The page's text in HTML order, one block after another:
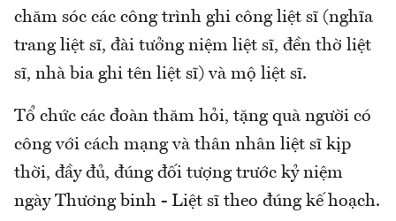
chăm sóc các công trình ghi công liệt sĩ (nghĩa
trang liệt sĩ, đài tưởng niệm liệt sĩ, đền thờ liệt
sĩ, nhà bia ghi tên liệt sĩ) và mộ liệt sĩ.
Tổ chức các đoàn thăm hỏi, tặng quà người có
công với cách mạng và thân nhân liệt sĩ kịp
thời, đầy đủ, đúng đối tượng trước kỷ niệm
ngày Thương binh - Liệt sĩ theo đúng kế hoạch.